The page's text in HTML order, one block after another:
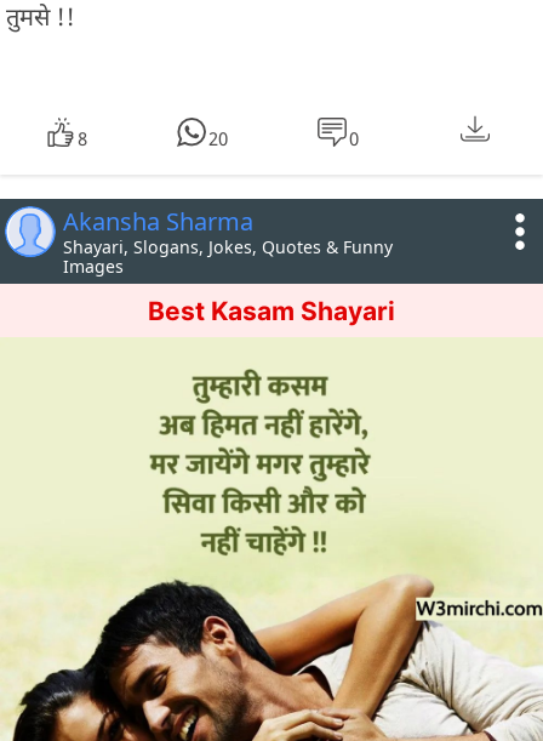
तुमसे !!
8 20 0
Akansha Sharma
Shayari, Slogans, Jokes, Quotes & Funny
Images
Best Kasam Shayari